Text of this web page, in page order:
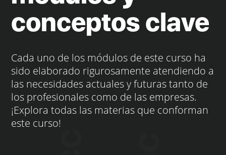
conceptos clave
Cada uno de los módulos de este curso ha
sido elaborado rigurosamente atendiendo a
las necesidades actuales y futuras tanto de
los profesionales como de las empresas.
¡Explora todas las materias que conforman
este curso!